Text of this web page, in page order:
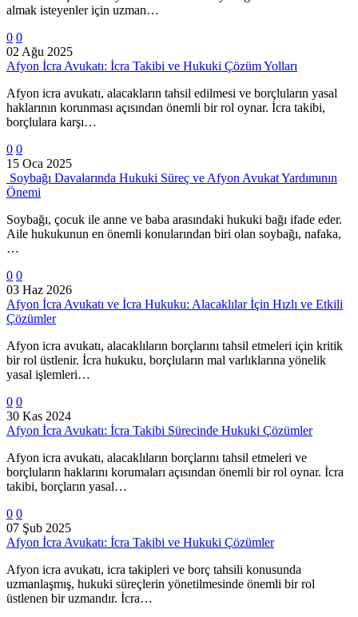
almak isteyenler için uzman…
0 0
02 Ağu 2025
Afyon İcra Avukatı: İcra Takibi ve Hukuki Çözüm Yolları
Afyon icra avukatı, alacakların tahsil edilmesi ve borçluların yasal
haklarının korunması açısından önemli bir rol oynar. İcra takibi,
borçlulara karşı…
0 0
15 Oca 2025
Soybağı Davalarında Hukuki Süreç ve Afyon Avukat Yardımının
Önemi
Soybağı, çocuk ile anne ve baba arasındaki hukuki bağı ifade eder.
Aile hukukunun en önemli konularından biri olan soybağı, nafaka,
…
0 0
03 Haz 2026
Afyon İcra Avukatı ve İcra Hukuku: Alacaklılar İçin Hızlı ve Etkili
Çözümler
Afyon icra avukatı, alacaklıların borçlarını tahsil etmeleri için kritik
bir rol üstlenir. İcra hukuku, borçluların mal varlıklarına yönelik
yasal işlemleri…
0 0
30 Kas 2024
Afyon İcra Avukatı: İcra Takibi Sürecinde Hukuki Çözümler
Afyon icra avukatı, alacaklıların borçlarını tahsil etmeleri ve
borçluların haklarını korumaları açısından önemli bir rol oynar. İcra
takibi, borçların yasal…
0 0
07 Şub 2025
Afyon İcra Avukatı: İcra Takibi ve Hukuki Çözümler
Afyon icra avukatı, icra takipleri ve borç tahsili konusunda
uzmanlaşmış, hukuki süreçlerin yönetilmesinde önemli bir rol
üstlenen bir uzmandır. İcra…